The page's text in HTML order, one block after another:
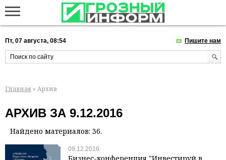
Пт, 07 августа, 08:54 Пишите нам
Главная » Архив
АРХИВ ЗА 9.12.2016
Найдено материалов: 36.
09.12.2016